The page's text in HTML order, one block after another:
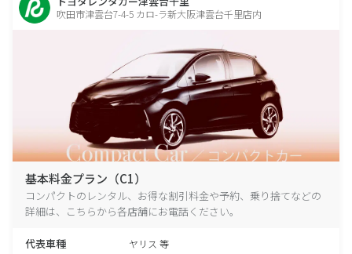
吹田市津雲台7-4-5 カロ-ラ新大阪津雲台千里店内
基本料金プラン（C1）
コンパクトのレンタル、お得な割引料金や予約、乗り捨てなどの
詳細は、こちらから各店舗にお電話ください。
代表車種 ヤリス 等